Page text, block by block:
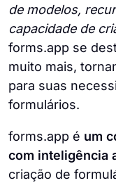
de modelos,
capacidade de
forms.app se
muito mais,
para suas
formulários.
forms.app é um
com inteligência
criação de